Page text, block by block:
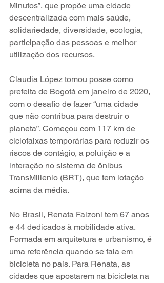
Minutos”, que propõe uma cidade
descentralizada com mais saúde,
solidariedade, diversidade, ecologia,
participação das pessoas e melhor
utilização dos recursos.
Claudia López tomou posse como
prefeita de Bogotá em janeiro de 2020,
com o desafio de fazer “uma cidade
que não contribua para destruir o
planeta”. Começou com 117 km de
ciclofaixas temporárias para reduzir os
riscos de contágio, a poluição e a
interação no sistema de ônibus
TransMillenio (BRT), que tem lotação
acima da média.
No Brasil, Renata Falzoni tem 67 anos
e 44 dedicados à mobilidade ativa.
Formada em arquitetura e urbanismo, é
uma referência quando se fala em
bicicleta no país. Para Renata, as
cidades que apostarem na bicicleta na